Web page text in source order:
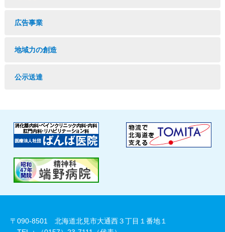
広告事業
地域力の創造
公示送達
〒090-8501 北海道北見市大通西３丁目１番地１